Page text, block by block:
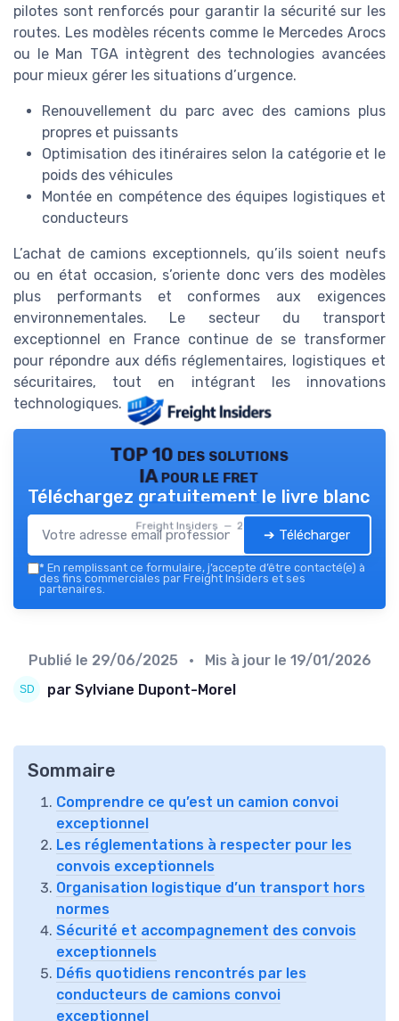
pilotes sont renforcés pour garantir la sécurité sur les
routes. Les modèles récents comme le Mercedes Arocs
ou le Man TGA intègrent des technologies avancées
pour mieux gérer les situations d’urgence.
Renouvellement du parc avec des camions plus
propres et puissants
Optimisation des itinéraires selon la catégorie et le
poids des véhicules
Montée en compétence des équipes logistiques et
conducteurs
L’achat de camions exceptionnels, qu’ils soient neufs
ou en état occasion, s’oriente donc vers des modèles
plus performants et conformes aux exigences
environnementales. Le secteur du transport
exceptionnel en France continue de se transformer
pour répondre aux défis réglementaires, logistiques et
sécuritaires, tout en intégrant les innovations
technologiques.
TOP 10 des solutions
IA pour le fret
Freight Insiders — 2026
Téléchargez gratuitement le livre blanc
➔ Télécharger
* En remplissant ce formulaire, j’accepte d’être contacté(e) à
des fins commerciales par Freight Insiders et ses
partenaires.
Publié le 29/06/2025 • Mis à jour le 19/01/2026
par Sylviane Dupont-Morel
Sommaire
Comprendre ce qu’est un camion convoi
exceptionnel
Les réglementations à respecter pour les
convois exceptionnels
Organisation logistique d’un transport hors
normes
Sécurité et accompagnement des convois
exceptionnels
Défis quotidiens rencontrés par les
conducteurs de camions convoi
exceptionnel